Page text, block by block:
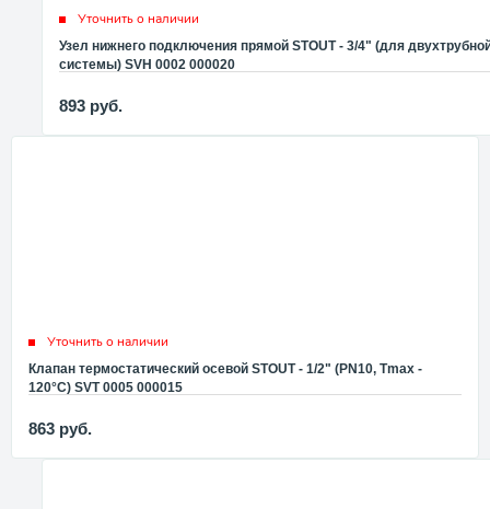
Уточнить о наличии
Узел нижнего подключения прямой STOUT - 3/4" (для
системы) SVH 0002 000020
893 руб.
Уточнить о наличии
Клапан термостатический осевой STOUT - 1/2" (PN10, Tmax -
120°С) SVT 0005 000015
863 руб.